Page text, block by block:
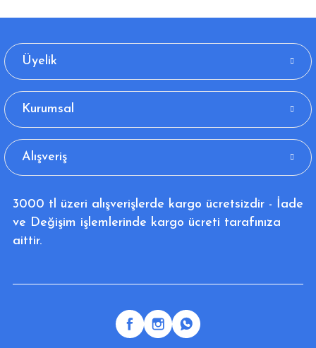
Üyelik
Kurumsal
Alışveriş
3000 tl üzeri alışverişlerde kargo ücretsizdir - İade
ve Değişim işlemlerinde kargo ücreti tarafınıza
aittir.